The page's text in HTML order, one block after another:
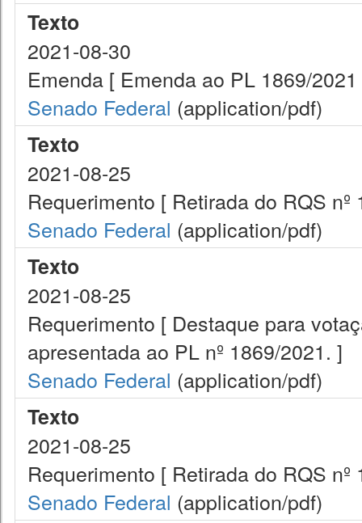
Texto
2021-08-30
Emenda [ Emenda ao PL 1869/
Senado Federal (application/pdf)
Texto
2021-08-25
Requerimento [ Retirada do RQS nº
Senado Federal (application/pdf)
Texto
2021-08-25
Requerimento [ Destaque para
apresentada ao PL nº 1869/2021. ]
Senado Federal (application/pdf)
Texto
2021-08-25
Requerimento [ Retirada do RQS nº
Senado Federal (application/pdf)